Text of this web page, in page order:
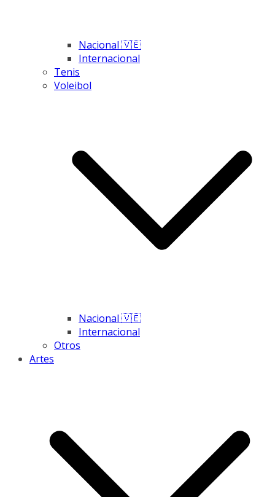
Nacional 🇻🇪
Internacional
Tenis
Voleibol
Nacional 🇻🇪
Internacional
Otros
Artes